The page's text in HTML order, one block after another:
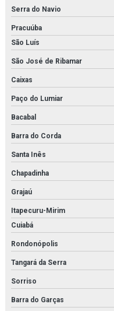
Válvula de controle de
Válvula de controle de
Válvula independente de
Válvula proporcional
Variador de frequência
Vlt danfoss
Serra do Navio
Pracuúba
São Luís
São José de Ribamar
Caixas
Paço do Lumiar
Bacabal
Barra do Corda
Santa Inês
Chapadinha
Grajaú
Itapecuru-Mirim
Cuiabá
Rondonópolis
Tangará da Serra
Sorriso
Barra do Garças